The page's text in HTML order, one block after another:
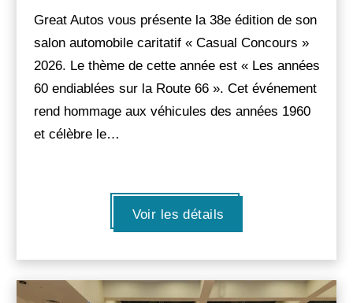
Great Autos vous présente la 38e édition de son
salon automobile caritatif « Casual Concours »
2026. Le thème de cette année est « Les années
60 endiablées sur la Route 66 ». Cet événement
rend hommage aux véhicules des années 1960
et célèbre le…
Voir les détails